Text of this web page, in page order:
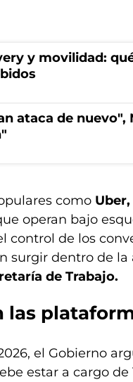
y movilidad:
ataca de nuevo",
como
operan bajo
control de los
surgir dentro de la
de Trabajo.
las
el Gobierno
estar a cargo de